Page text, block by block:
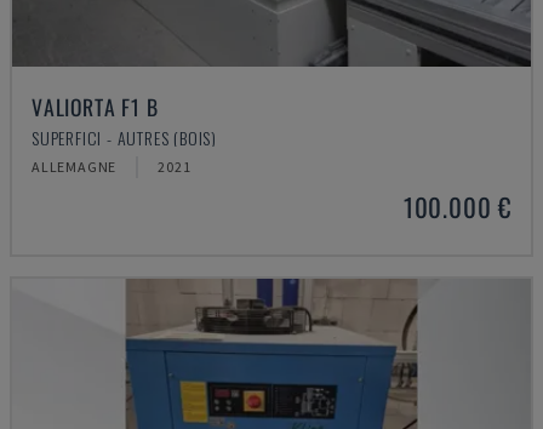
VALIORTA F1 B
SUPERFICI - AUTRES (BOIS)
ALLEMAGNE 2021
100.000 €